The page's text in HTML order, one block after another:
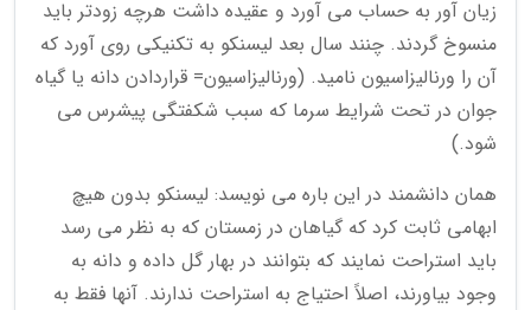
زیان آور به حساب می آورد و عقیده داشت هرچه زودتر باید
منسوخ گردند. چنند سال بعد لیسنکو به تکنیکی روی آورد که
آن را ورنالیزاسیون نامید. (ورنالیزاسیون= قراردادن دانه یا گیاه
جوان در تحت شرایط سرما که سبب شکفتگی پیشرس می
شود.)
همان دانشمند در این باره می نویسد: لیسنکو بدون هیچ
ابهامی ثابت کرد که گیاهان در زمستان که به نظر می رسد
باید استراحت نمایند که بتوانند در بهار گل داده و دانه به
وجود بیاورند، اصلاً احتیاج به استراحت ندارند. آنها فقط به